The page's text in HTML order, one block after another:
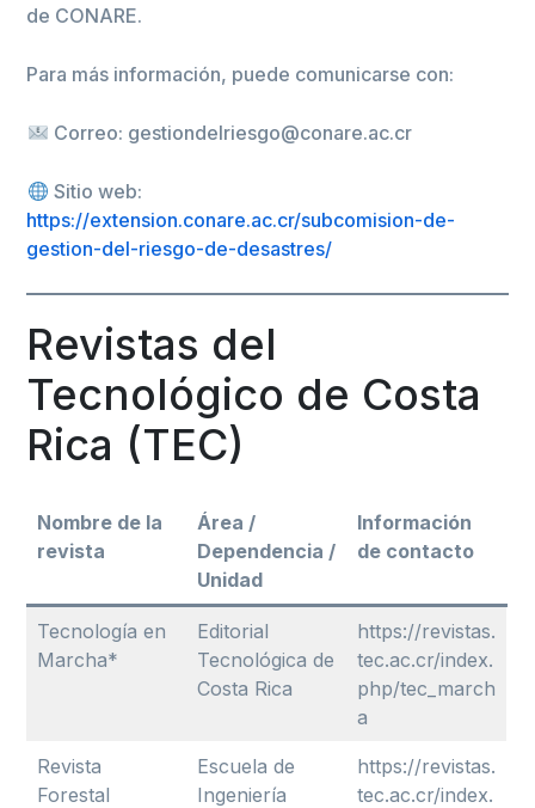
de CONARE.
Para más información, puede comunicarse con:
Correo: gestiondelriesgo@conare.ac.cr
Sitio web:
https://extension.conare.ac.cr/subcomision-de-
gestion-del-riesgo-de-desastres/
Revistas del
Tecnológico de Costa
Rica (TEC)
Nombre de la
revista
Área /
Dependencia /
Unidad
Información
de contacto
Tecnología en
Marcha*
Editorial
Tecnológica de
Costa Rica
https://revistas.
tec.ac.cr/index.
php/tec_march
a
Revista
Forestal
Escuela de
Ingeniería
https://revistas.
tec.ac.cr/index.